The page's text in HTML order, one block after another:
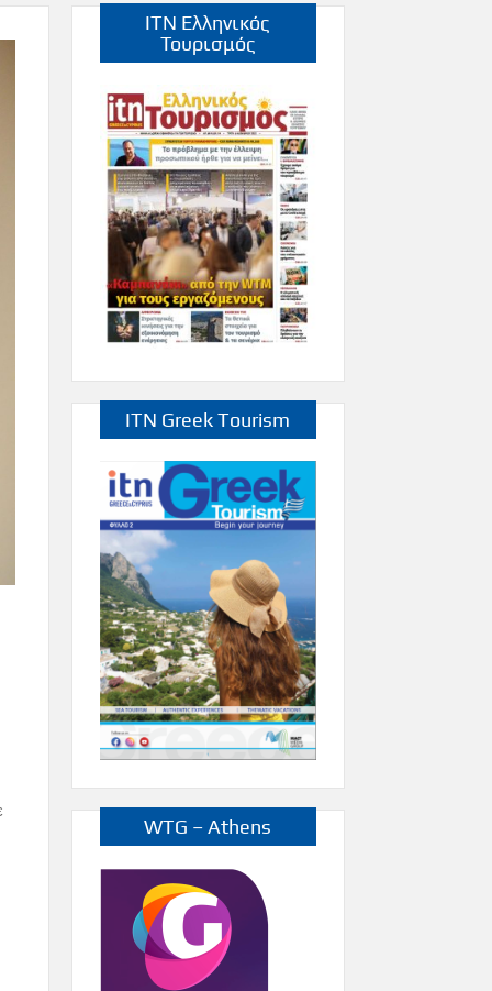
ITN Ελληνικός
Τουρισμός
ITN Greek Tourism
WTG – Athens